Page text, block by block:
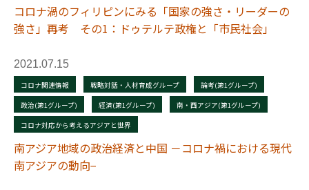
コロナ渦のフィリピンにみる「国家の強さ・リーダーの
強さ」再考 その1：ドゥテルテ政権と「市民社会」
2021.07.15
コロナ関連情報 戦略対話・人材育成グループ 論考(第1グループ)
政治(第1グループ) 経済(第1グループ) 南・西アジア(第1グループ)
コロナ対応から考えるアジアと世界
南アジア地域の政治経済と中国 －コロナ禍における現代
南アジアの動向−